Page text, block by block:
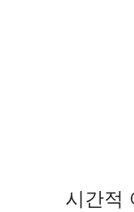
시간적